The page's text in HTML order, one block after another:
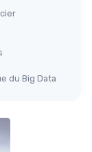
du Big Data